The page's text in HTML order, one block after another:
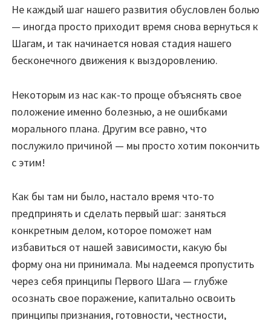
Не каждый шаг нашего развития обусловлен болью
— иногда просто приходит время снова вернуться к
Шагам, и так начинается новая стадия нашего
бесконечного движения к выздоровлению.
Некоторым из нас как-то проще объяснять свое
положение именно болезнью, а не ошибками
морального плана. Другим все равно, что
послужило причиной — мы просто хотим покончить
с этим!
Как бы там ни было, настало время что-то
предпринять и сделать первый шаг: заняться
конкретным делом, которое поможет нам
избавиться от нашей зависимости, какую бы
форму она ни принимала. Мы надеемся пропустить
через себя принципы Первого Шага — глубже
осознать свое поражение, капитально освоить
принципы признания, готовности, честности,